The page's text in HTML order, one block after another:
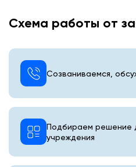
Схема работы от
Созваниваемся,
Подбираем решение
учреждения